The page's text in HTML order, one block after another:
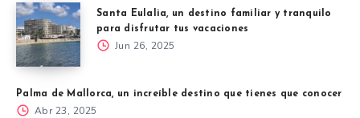
Santa Eulalia, un destino familiar y tranquilo
para disfrutar tus vacaciones
Jun 26, 2025
Palma de Mallorca, un increíble destino que tienes que conocer
Abr 23, 2025